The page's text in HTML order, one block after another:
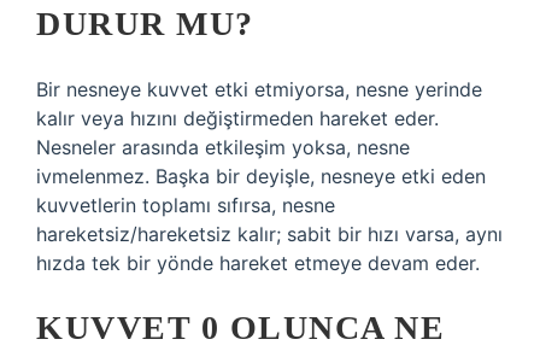
DURUR MU?
Bir nesneye kuvvet etki etmiyorsa, nesne yerinde
kalır veya hızını değiştirmeden hareket eder.
Nesneler arasında etkileşim yoksa, nesne
ivmelenmez. Başka bir deyişle, nesneye etki eden
kuvvetlerin toplamı sıfırsa, nesne
hareketsiz/hareketsiz kalır; sabit bir hızı varsa, aynı
hızda tek bir yönde hareket etmeye devam eder.
KUVVET 0 OLUNCA NE